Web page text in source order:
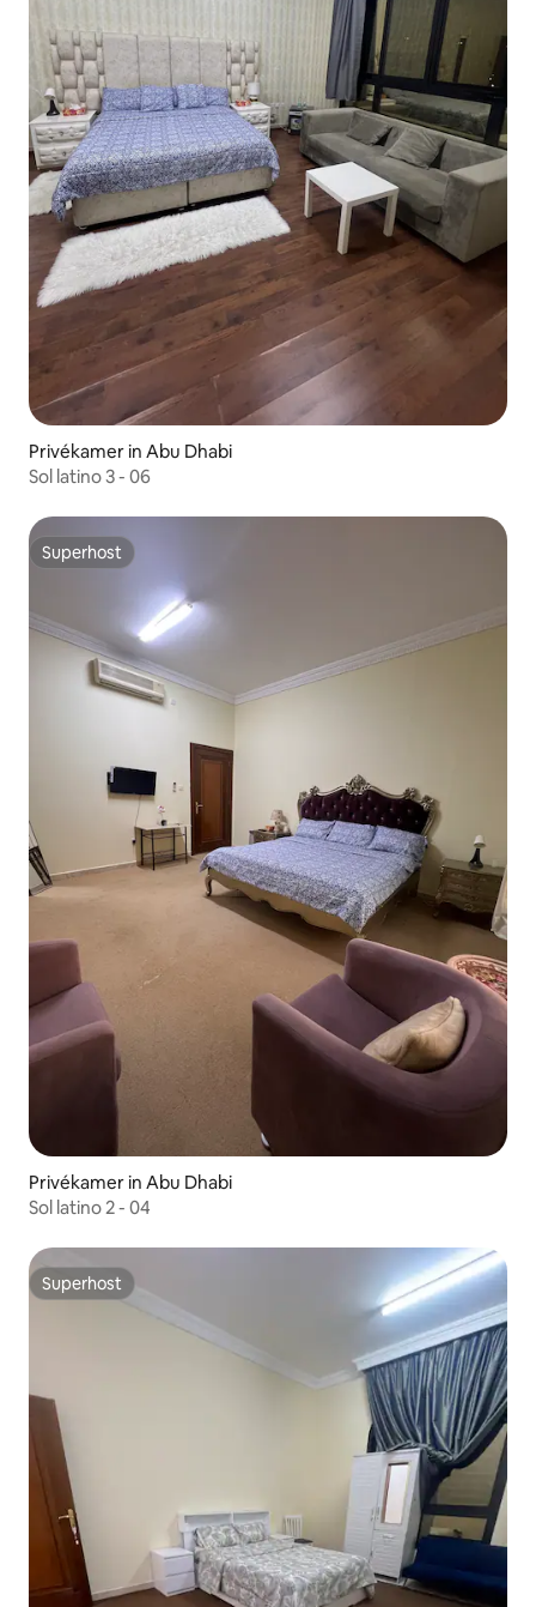
Privékamer in Abu Dhabi
Sol latino 3 - 06
Superhost
Superhost
Privékamer in Abu Dhabi
Sol latino 2 - 04
Superhost
Superhost